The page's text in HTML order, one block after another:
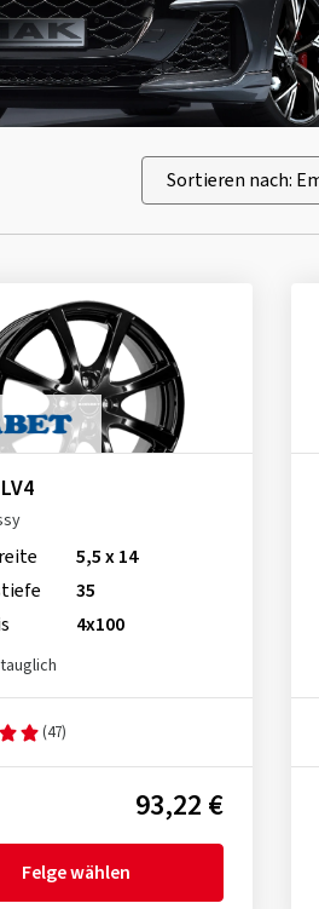
5,5 x 14
35
4x100
(47)
93,22 €
Felge wählen